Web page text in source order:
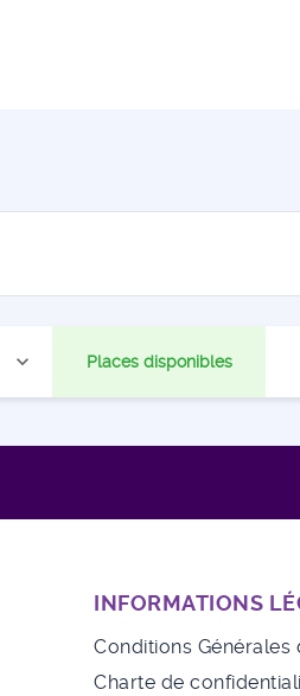
expand_more Places disponibles
INFORMATIONS
Conditions Générales
Charte de